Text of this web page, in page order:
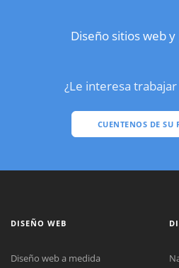
Diseño sitios web
¿Le interesa
CUENTENOS DE SU
DISEÑO WEB
Diseño web a medida